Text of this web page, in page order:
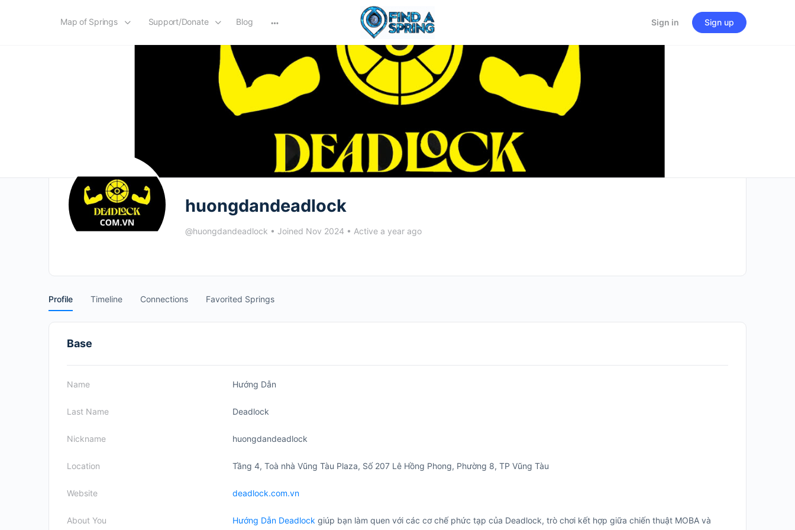
Map of Springs Support/Donate Blog
options
Sign in Sign up
huongdandeadlock
@huongdandeadlock • Joined Nov 2024 • Active a year ago
Profile Timeline Connections Favorited Springs
Base
Name Hướng Dẫn
Last Name Deadlock
Nickname huongdandeadlock
Location Tầng 4, Toà nhà Vũng Tàu Plaza, Số 207 Lê Hồng Phong, Phường 8, TP Vũng Tàu
Website deadlock.com.vn
About You Hướng Dẫn Deadlock giúp bạn làm quen với các cơ chế phức tạp của Deadlock, trò chơi kết hợp giữa chiến thuật MOBA và